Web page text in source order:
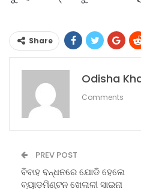
Share
Odisha
Comments
PREV POST
ବିବାହ ବନ୍ଧନରେ ଯୋଡି ହେଲେ
ବ୍ୟାଡ଼ମିଣ୍ଟନ ଖେଳାଳୀ ସାଇନା